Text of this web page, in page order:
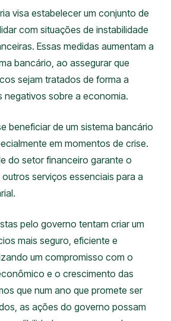
visa estabelecer um conjunto de
com situações de instabilidade
Essas medidas aumentam a
bancário, ao assegurar que
sejam tratados de forma a
negativos sobre a economia.
beneficiar de um sistema bancário
em momentos de crise.
do setor financeiro garante o
serviços essenciais para a
pelo governo tentam criar um
mais seguro, eficiente e
um compromisso com o
e o crescimento das
que num ano que promete ser
as ações do governo possam